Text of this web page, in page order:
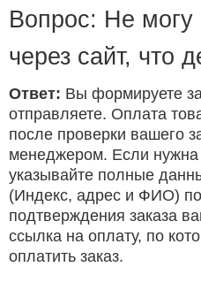
Вопрос: Не могу
через сайт, что
Ответ: Вы формируете
отправляете. Оплата
после проверки вашего
менеджером. Если нужна
указывайте полные
(Индекс, адрес и ФИО)
подтверждения заказа
ссылка на оплату, по
оплатить заказ.